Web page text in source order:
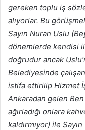
gereken toplu iş
alıyorlar. Bu
Sayın Nuran Uslu
dönemlerde kendisi
doğrudur ancak
Belediyesinde
istifa ettirilip Hizmet İş
Ankaradan gelen
ağırladığı onlara
kaldırmıyor) ile